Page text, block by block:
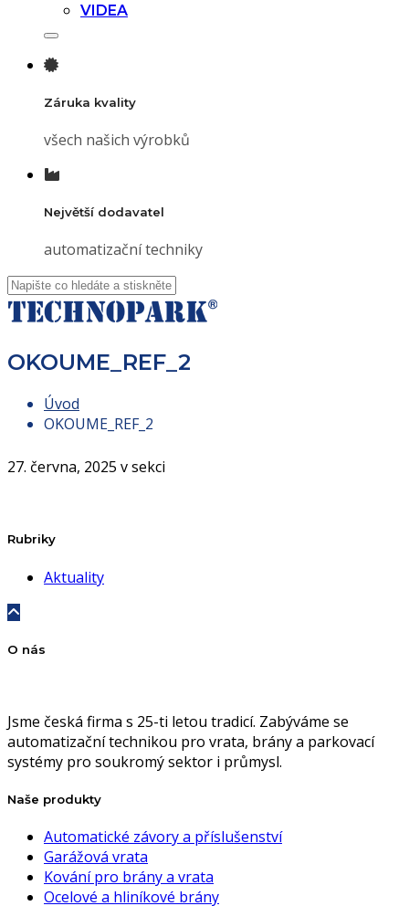
VIDEA
Záruka kvality
všech našich výrobků
Největší dodavatel
automatizační techniky
OKOUME_REF_2
Úvod
OKOUME_REF_2
27. června, 2025 v sekci
Rubriky
Aktuality
O nás
Jsme česká firma s 25-ti letou tradicí. Zabýváme se
automatizační technikou pro vrata, brány a parkovací
systémy pro soukromý sektor i průmysl.
Naše produkty
Automatické závory a příslušenství
Garážová vrata
Kování pro brány a vrata
Ocelové a hliníkové brány